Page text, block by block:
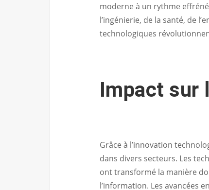
moderne à un rythme
l’ingénierie, de la santé, de
technologiques
Impact sur
Grâce à l’innovation
dans divers secteurs. Les
ont transformé la manière
l’information. Les avancées